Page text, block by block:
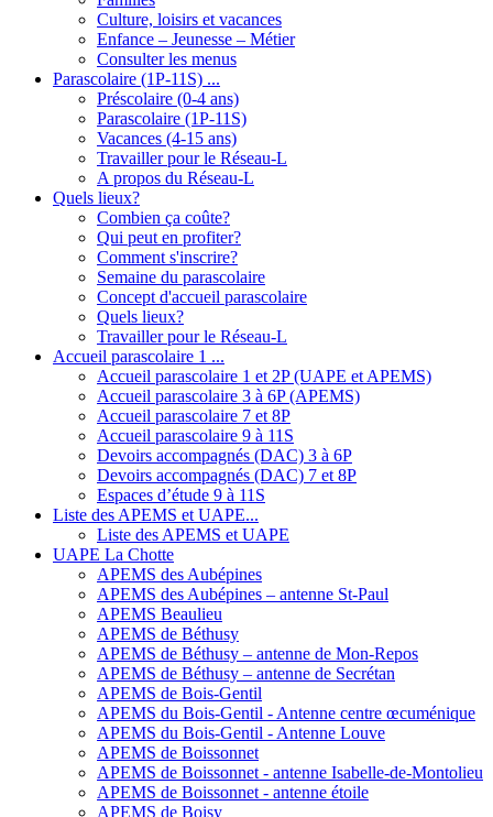
Culture, loisirs et vacances
Enfance – Jeunesse – Métier
Consulter les menus
Parascolaire (1P-11S) ...
Préscolaire (0-4 ans)
Parascolaire (1P-11S)
Vacances (4-15 ans)
Travailler pour le Réseau-L
A propos du Réseau-L
Quels lieux?
Combien ça coûte?
Qui peut en profiter?
Comment s'inscrire?
Semaine du parascolaire
Concept d'accueil parascolaire
Quels lieux?
Travailler pour le Réseau-L
Accueil parascolaire 1 ...
Accueil parascolaire 1 et 2P (UAPE et APEMS)
Accueil parascolaire 3 à 6P (APEMS)
Accueil parascolaire 7 et 8P
Accueil parascolaire 9 à 11S
Devoirs accompagnés (DAC) 3 à 6P
Devoirs accompagnés (DAC) 7 et 8P
Espaces d’étude 9 à 11S
Liste des APEMS et UAPE...
Liste des APEMS et UAPE
UAPE La Chotte
APEMS des Aubépines
APEMS des Aubépines – antenne St-Paul
APEMS Beaulieu
APEMS de Béthusy
APEMS de Béthusy – antenne de Mon-Repos
APEMS de Béthusy – antenne de Secrétan
APEMS de Bois-Gentil
APEMS du Bois-Gentil - Antenne centre œcuménique
APEMS du Bois-Gentil - Antenne Louve
APEMS de Boissonnet
APEMS de Boissonnet - antenne Isabelle-de-Montolieu
APEMS de Boissonnet - antenne étoile
APEMS de Boisy